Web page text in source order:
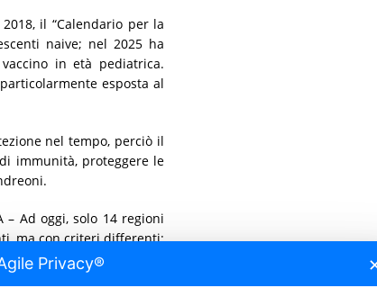
2018, il “Calendario per la
naive; nel 2025 ha
in età pediatrica.
esposta al
nel tempo, perciò il
immunità, proteggere le
– Ad oggi, solo 14 regioni
ma con criteri differenti:
vaccinato sotto i due
l’equità di accesso
Privacy®